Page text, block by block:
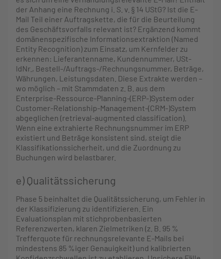
der Anhang eine Rechnung i. S. v. § 14 UStG? Ist die E-
Mail Teil einer Auftragskette, die für die Beurteilung
des Geschäftsvorfalls relevant ist? Ergänzend kommt
domänenspezifische Informationsextraktion (Named
Entity Recognition) zum Einsatz, um Kernfelder zu
erkennen: Lieferantenname, Kundennummer, USt-
IdNr., Bestell-/Auftrags-/Rechnungsnummer, Beträge,
Währungen, Leistungsdaten. Diese Extrakte werden –
wo möglich – mit Stammdaten z. B. aus dem
Enterprise-Ressource-Planning-(ERP-)System oder
Customer-Relationship-Management-(CRM-)System
abgeglichen (retrieval-augmented classification).
Wenn eine extrahierte Rechnungsnummer im ERP
existiert und Beträge konsistent sind, steigt die
Klassifikationssicherheit, und die Zuordnung zu
Buchungen wird belastbarer.
e) Qualitätssicherung
Phase 5 beinhaltet die Qualitätssicherung, um Fehler in
der Klassifizierung zu identifizieren. Ein
Evaluationsplan mit stichprobenbasierten
Referenzwerten, klaren Zielmetriken (z. B. 95 %
Trefferquote für rechnungsrelevante E-Mails bei
mindestens 85 %iger Genauigkeit) und kalibrierten